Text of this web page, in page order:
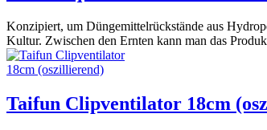
Konzipiert, um Düngemittelrückstände aus
Kultur. Zwischen den Ernten kann man das
Taifun Clipventilator 18cm